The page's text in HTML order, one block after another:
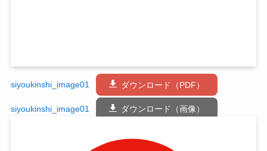
siyoukinshi_image01 ダウンロード（PDF）
siyoukinshi_image01 ダウンロード（画像）